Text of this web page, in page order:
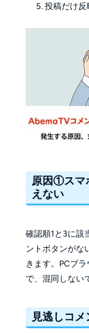
投稿だけ反
原因①スマ
えない
確認順1と3に該
ントボタンがな
きます。PCブ
で、混同しない
見逃しコ